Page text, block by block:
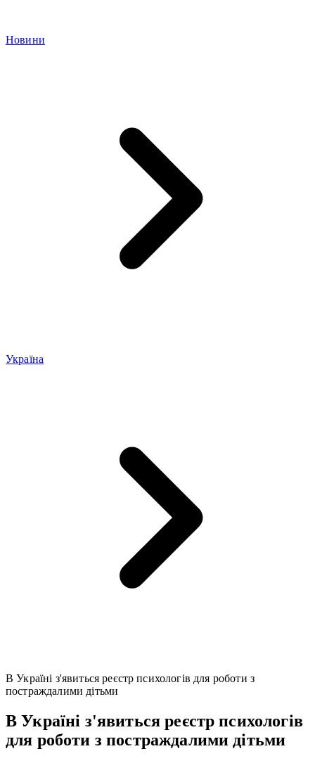
Новини
Україна
В Україні з'явиться реєстр психологів для роботи з
постраждалими дітьми
В Україні з'явиться реєстр психологів
для роботи з постраждалими дітьми